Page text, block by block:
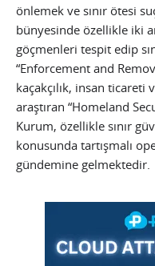
önlemek ve sınır ötesi
bünyesinde özellikle iki
göçmenleri tespit edip
“Enforcement and
kaçakçılık, insan ticareti
araştıran “Homeland
Kurum, özellikle sınır
konusunda tartışmalı
gündemine gelmektedir.